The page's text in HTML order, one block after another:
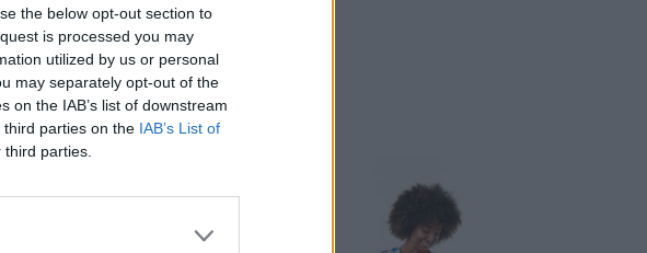
the below opt-out section to
is processed you may
utilized by us or personal
may separately opt-out of the
on the IAB’s list of downstream
parties on the IAB’s List of
parties.
HODIŤ